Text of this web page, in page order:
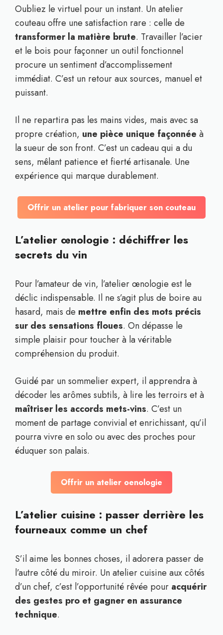
Oubliez le virtuel pour un instant. Un atelier
couteau offre une satisfaction rare : celle de
transformer la matière brute. Travailler l’acier
et le bois pour façonner un outil fonctionnel
procure un sentiment d’accomplissement
immédiat. C’est un retour aux sources, manuel et
puissant.
Il ne repartira pas les mains vides, mais avec sa
propre création, une pièce unique façonnée à
la sueur de son front. C’est un cadeau qui a du
sens, mêlant patience et fierté artisanale. Une
expérience qui marque durablement.
Offrir un atelier pour fabriquer son couteau
L’atelier œnologie : déchiffrer les
secrets du vin
Pour l’amateur de vin, l’atelier œnologie est le
déclic indispensable. Il ne s’agit plus de boire au
hasard, mais de mettre enfin des mots précis
sur des sensations floues. On dépasse le
simple plaisir pour toucher à la véritable
compréhension du produit.
Guidé par un sommelier expert, il apprendra à
décoder les arômes subtils, à lire les terroirs et à
maîtriser les accords mets-vins. C’est un
moment de partage convivial et enrichissant, qu’il
pourra vivre en solo ou avec des proches pour
éduquer son palais.
Offrir un atelier oenologie
L’atelier cuisine : passer derrière les
fourneaux comme un chef
S’il aime les bonnes choses, il adorera passer de
l’autre côté du miroir. Un atelier cuisine aux côtés
d’un chef, c’est l’opportunité rêvée pour acquérir
des gestes pro et gagner en assurance
technique.